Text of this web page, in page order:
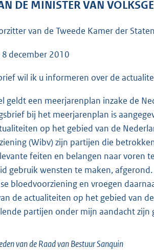
o
4
K
DE MINISTER VAN
van de Tweede Kamer der
8 december 2010
wil ik u informeren over de
geldt een meerjarenplan inzake de
bij het meerjarenplan is
op het gebied van de
(Wibv) zijn partijen die
feiten en belangen naar voren
gebruik wensten te maken,
bloedvoorziening en vroegen
de actualiteiten op het gebied van
partijen onder mijn aandacht
van de Raad van Bestuur Sanquin